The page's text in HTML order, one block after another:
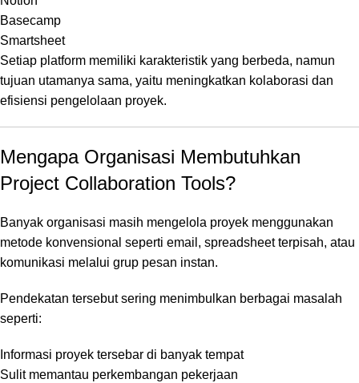
Basecamp
Smartsheet
Setiap platform memiliki karakteristik yang berbeda, namun
tujuan utamanya sama, yaitu meningkatkan kolaborasi dan
efisiensi pengelolaan proyek.
Mengapa Organisasi Membutuhkan
Project Collaboration Tools?
Banyak organisasi masih mengelola proyek menggunakan
metode konvensional seperti email, spreadsheet terpisah, atau
komunikasi melalui grup pesan instan.
Pendekatan tersebut sering menimbulkan berbagai masalah
seperti:
Informasi proyek tersebar di banyak tempat
Sulit memantau perkembangan pekerjaan